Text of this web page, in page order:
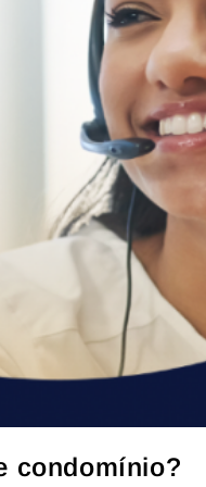
condomínio?